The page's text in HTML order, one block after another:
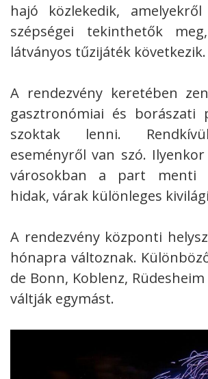
hajó közlekedik,
szépségei tekinthetők
látványos tűzijáték következik.
A rendezvény keretében
gasztronómiai és borászati
szoktak lenni.
eseményről van szó.
városokban a part menti
hidak, várak különleges
A rendezvény központi
hónapra változnak.
de Bonn, Koblenz,
váltják egymást.